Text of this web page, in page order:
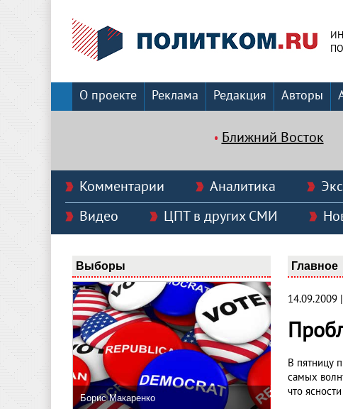
О проекте Реклама Редакция Авторы
Ближний Восток
Комментарии Аналитика
Видео
ЦПТ в других СМИ
Выборы
Борис Макаренко
Главное
14.09.2009
В пятницу
самых
что